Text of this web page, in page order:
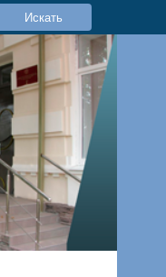
Искать